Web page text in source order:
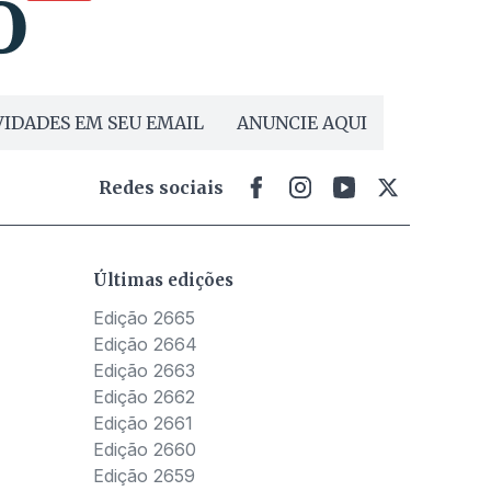
EM SEU EMAIL ANUNCIE AQUI
Redes sociais
Últimas edições
Edição 2665
Edição 2664
Edição 2663
Edição 2662
Edição 2661
Edição 2660
Edição 2659